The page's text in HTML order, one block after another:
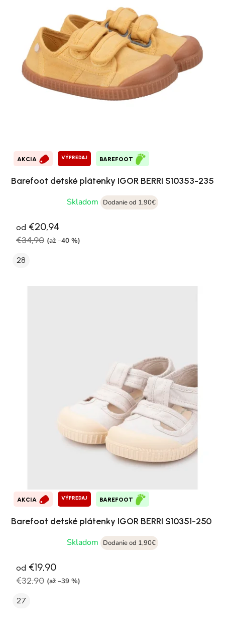
AKCIA VÝPREDAJ BAREFOOT
Barefoot detské plátenky IGOR BERRI S10353-235
Skladom
Dodanie od 1,90€
od €20,94
€34,90 (až –40 %)
28
AKCIA VÝPREDAJ BAREFOOT
Barefoot detské plátenky IGOR BERRI S10351-250
Skladom
Dodanie od 1,90€
od €19,90
€32,90 (až –39 %)
27